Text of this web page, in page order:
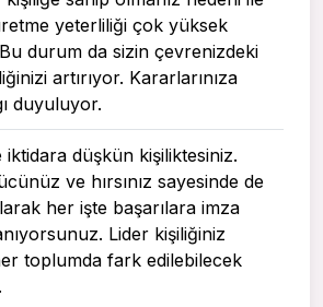
yeterliliği çok yüksek
durum da sizin çevrenizdeki
artırıyor. Kararlarınıza
duyuluyor.
iktidara düşkün kişiliktesiniz.
ve hırsınız sayesinde de
her işte başarılara imza
Lider kişiliğiniz
toplumda fark edilebilecek